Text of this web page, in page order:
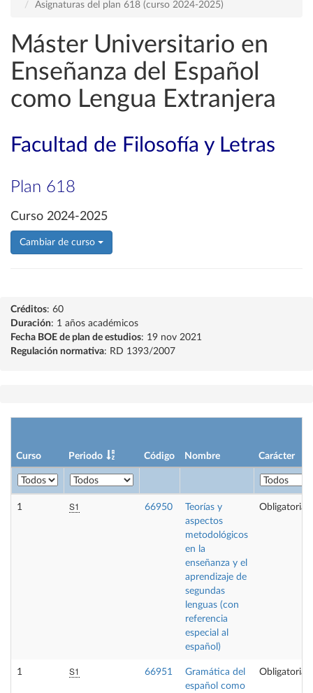
Asignaturas del plan 618 (curso 2024-2025)
Máster Universitario en
Enseñanza del Español
como Lengua Extranjera
Facultad de Filosofía y Letras
Plan 618
Curso 2024-2025
Cambiar de curso
Créditos: 60
Duración: 1 años académicos
Fecha BOE de plan de estudios: 19 nov 2021
Regulación normativa: RD 1393/2007
Curso Periodo Código Nombre Carácter
1 S1 66950
Teorías y
aspectos
metodológicos
en la
enseñanza y el
aprendizaje de
segundas
lenguas (con
referencia
especial al
español)
Obligatoria
1 S1 66951
Gramática del
español como
Obligatoria